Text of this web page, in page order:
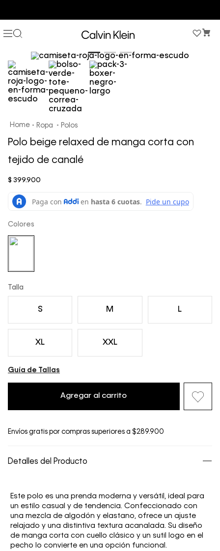
Ropa Polos
Polo beige relaxed de manga corta con
tejido de canalé
$ 399.900
Colores
Talla
S M L
XL XXL
Guía de Tallas
Agregar al carrito
Envíos gratis por compras superiores a $289.900
Detalles del Producto
Este polo es una prenda moderna y versátil, ideal para
un estilo casual y de tendencia. Confeccionado con
una mezcla de algodón y elastano, ofrece un ajuste
relajado y una distintiva textura acanalada. Su diseño
de manga corta con cuello clásico y un sutil logo en el
pecho lo convierte en una opción funcional.